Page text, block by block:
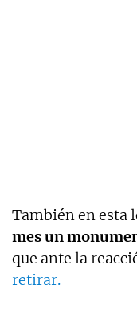
También en esta
mes un
que ante la
retirar.